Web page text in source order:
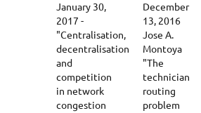
January 30,
2017 -
"Centralisation,
decentralisation
and
competition
in network
congestion
December
13, 2016
Jose A.
Montoya
"The
technician
routing
problem